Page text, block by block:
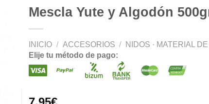
Mescla Yute y Algodón
INICIO / ACCESORIOS /
NIDOS · MATERIAL
Elije tu método de pago: